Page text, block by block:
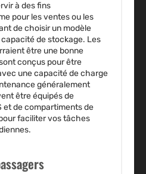
à des fins
pour les ventes ou les
de choisir un modèle
de stockage. Les
être une bonne
conçus pour être
une capacité de charge
généralement
être équipés de
et de compartiments de
faciliter vos tâches